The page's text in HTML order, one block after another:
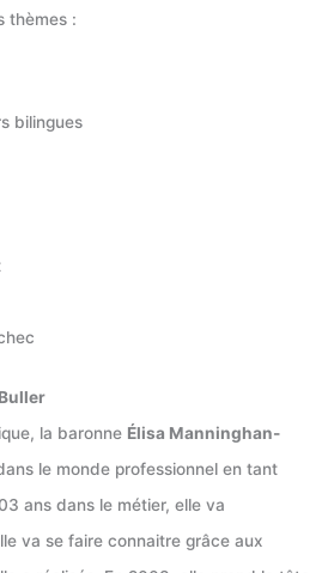
thèmes :
bilingues
la baronne Élisa Manninghan-
le monde professionnel en tant
ans dans le métier, elle va
va se faire connaitre grâce aux